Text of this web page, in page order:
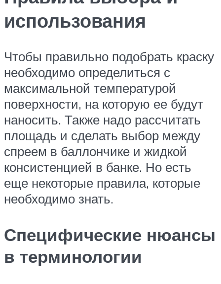
использования
Чтобы правильно подобрать краску
необходимо определиться с
максимальной температурой
поверхности, на которую ее будут
наносить. Также надо рассчитать
площадь и сделать выбор между
спреем в баллончике и жидкой
консистенцией в банке. Но есть
еще некоторые правила, которые
необходимо знать.
Специфические нюансы
в терминологии